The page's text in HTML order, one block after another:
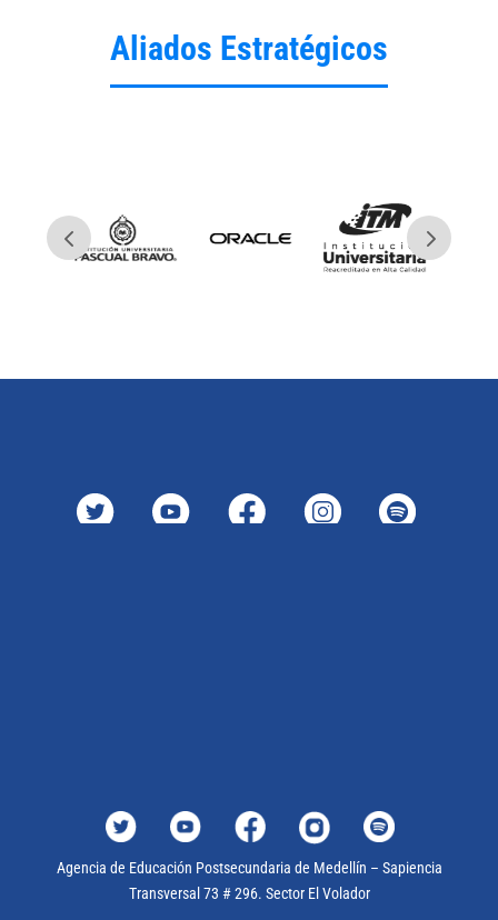
Aliados Estratégicos
Agencia de Educación Postsecundaria de Medellín – Sapiencia
Transversal 73 # 296. Sector El Volador